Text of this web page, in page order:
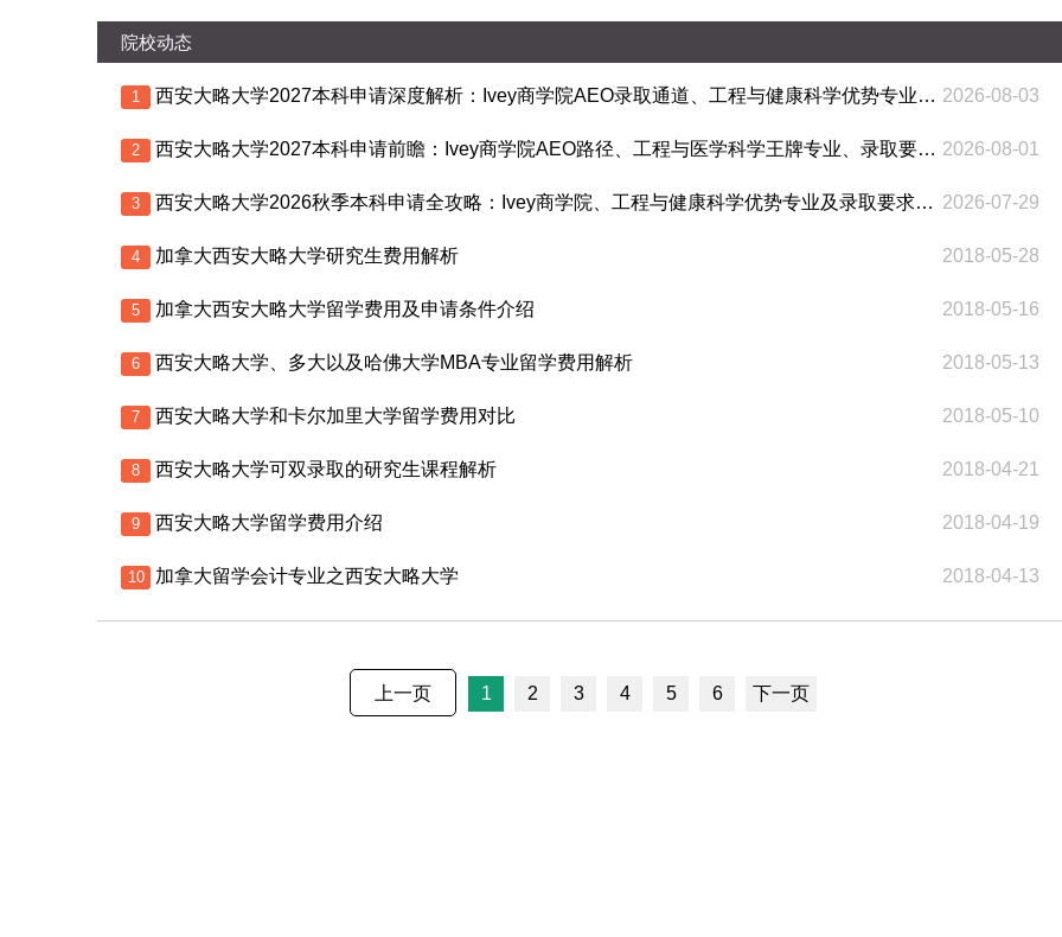
院校动态
1 西安大略大学2027本科申请深度解析：Ivey商学院AEO录取通道、工程与健康科学优势专业及Co-op实习体系全览 2026-08-03
2 西安大略大学2027本科申请前瞻：Ivey商学院AEO路径、工程与医学科学王牌专业、录取要求与费用全解析 2026-08-01
3 西安大略大学2026秋季本科申请全攻略：Ivey商学院、工程与健康科学优势专业及录取要求深度解析 2026-07-29
4 加拿大西安大略大学研究生费用解析 2018-05-28
5 加拿大西安大略大学留学费用及申请条件介绍 2018-05-16
6 西安大略大学、多大以及哈佛大学MBA专业留学费用解析 2018-05-13
7 西安大略大学和卡尔加里大学留学费用对比 2018-05-10
8 西安大略大学可双录取的研究生课程解析 2018-04-21
9 西安大略大学留学费用介绍 2018-04-19
10 加拿大留学会计专业之西安大略大学 2018-04-13
上一页 1 2 3 4 5 6 下一页